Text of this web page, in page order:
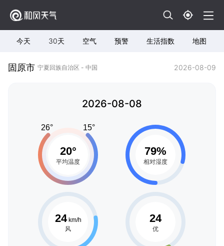
今天 30天 空气 预警 生活指数 地图
固原市 宁夏回族自治区 - 中国 2026-08-09
2026-08-08